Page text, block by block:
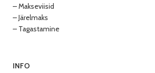
– Makseviisid
– Järelmaks
– Tagastamine
INFO